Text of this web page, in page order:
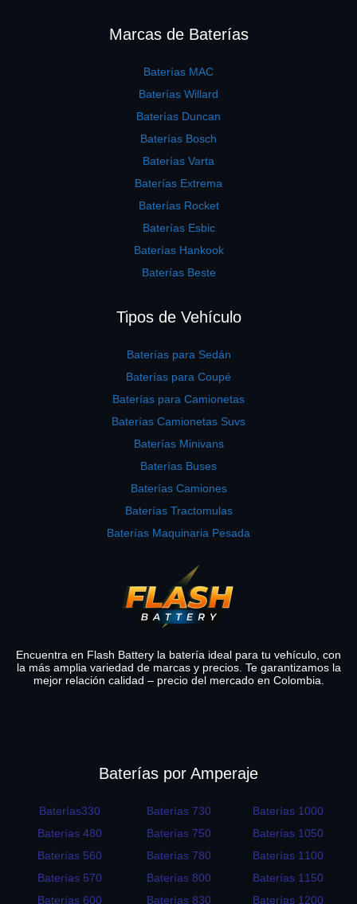
Marcas de Baterías
Baterías MAC
Baterías Willard
Baterías Duncan
Baterías Bosch
Baterías Varta
Baterías Extrema
Baterías Rocket
Baterías Esbic
Baterías Hankook
Baterías Beste
Tipos de Vehículo
Baterías para Sedán
Baterías para Coupé
Baterías para Camionetas
Baterías Camionetas Suvs
Baterías Minivans
Baterías Buses
Baterías Camiones
Baterías Tractomulas
Baterías Maquinaria Pesada
Encuentra en Flash Battery la batería ideal para tu vehículo, con
la más amplia variedad de marcas y precios. Te garantizamos la
mejor relación calidad – precio del mercado en Colombia.
Baterías por Amperaje
Baterías330
Baterías 480
Baterías 560
Baterías 570
Baterías 600
Baterías 730
Baterías 750
Baterías 780
Baterías 800
Baterías 830
Baterías 1000
Baterías 1050
Baterías 1100
Baterías 1150
Baterías 1200